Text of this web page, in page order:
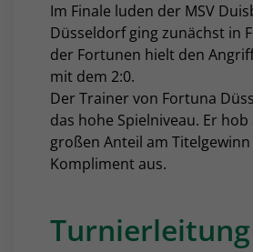
Im Finale luden der MSV
Düsseldorf ging zunächst in
der Fortunen hielt den
mit dem 2:0.
Der Trainer von Fortuna
das hohe Spielniveau. Er
großen Anteil am
Kompliment aus.
Turnierleitung